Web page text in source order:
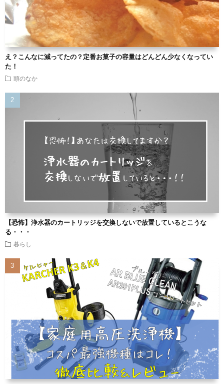
え？こんなに減ってたの？定番お菓子の容量はどんどん少なくなってい
た！
頭のなか
【恐怖】浄水器のカートリッジを交換しないで放置しているとこうな
る・・・
暮らし